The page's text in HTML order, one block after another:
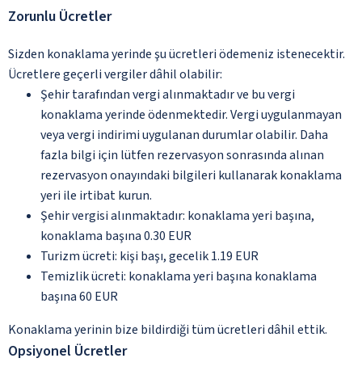
Zorunlu Ücretler
Sizden konaklama yerinde şu ücretleri ödemeniz istenecektir.
Ücretlere geçerli vergiler dâhil olabilir:
Şehir tarafından vergi alınmaktadır ve bu vergi
konaklama yerinde ödenmektedir. Vergi uygulanmayan
veya vergi indirimi uygulanan durumlar olabilir. Daha
fazla bilgi için lütfen rezervasyon sonrasında alınan
rezervasyon onayındaki bilgileri kullanarak konaklama
yeri ile irtibat kurun.
Şehir vergisi alınmaktadır: konaklama yeri başına,
konaklama başına 0.30 EUR
Turizm ücreti: kişi başı, gecelik 1.19 EUR
Temizlik ücreti: konaklama yeri başına konaklama
başına 60 EUR
Konaklama yerinin bize bildirdiği tüm ücretleri dâhil ettik.
Opsiyonel Ücretler